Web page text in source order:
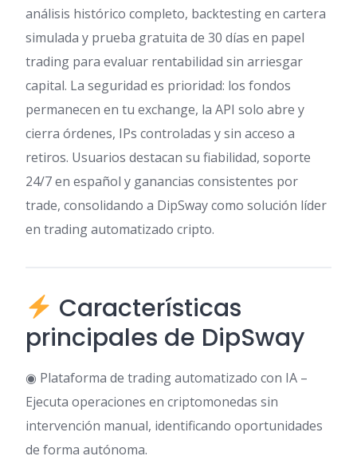
análisis histórico completo, backtesting en cartera
simulada y prueba gratuita de 30 días en papel
trading para evaluar rentabilidad sin arriesgar
capital. La seguridad es prioridad: los fondos
permanecen en tu exchange, la API solo abre y
cierra órdenes, IPs controladas y sin acceso a
retiros. Usuarios destacan su fiabilidad, soporte
24/7 en español y ganancias consistentes por
trade, consolidando a DipSway como solución líder
en trading automatizado cripto.
Características
principales de DipSway
◉ Plataforma de trading automatizado con IA –
Ejecuta operaciones en criptomonedas sin
intervención manual, identificando oportunidades
de forma autónoma.